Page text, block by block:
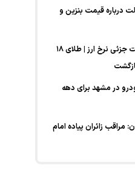
درباره قیمت بنزین و
عقب‌نشینی قیمت طلا در پی افت جزئی نرخ ارز | طلای ۱۸
پارک خودرو در مشهد برای دهه
مراقب زائران پیاده امام